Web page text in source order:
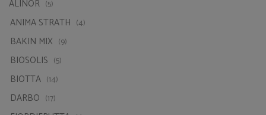
BAKIN MIX
BIOSOLIS (5)
BIOTTA (14)
DARBO (17)
FIORDIFRUTTA
HANDFUL